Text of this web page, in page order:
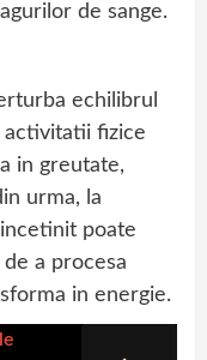
de sange.
echilibrul
activitatii fizice
in greutate,
urma, la
poate
a procesa
in energie.